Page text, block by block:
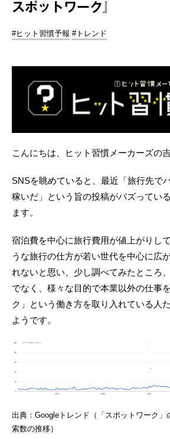
スポットワーク』
#ヒット習慣予報 #トレンド
こんにちは、ヒット習慣メーカーズの吉
SNSを眺めていると、最近「旅行先で
稼いだ」という旨の投稿がバズってい
ます。
宿泊費を中心に旅行費用が値上がりし
うな旅行の仕方が若い世代を中心に広
れないと思い、少し調べてみたところ
でなく、様々な目的で本業以外の仕事
ク」という働き方を取り入れている人
ようです。
出典：Googleトレンド（「スポットワーク」
索数の推移）